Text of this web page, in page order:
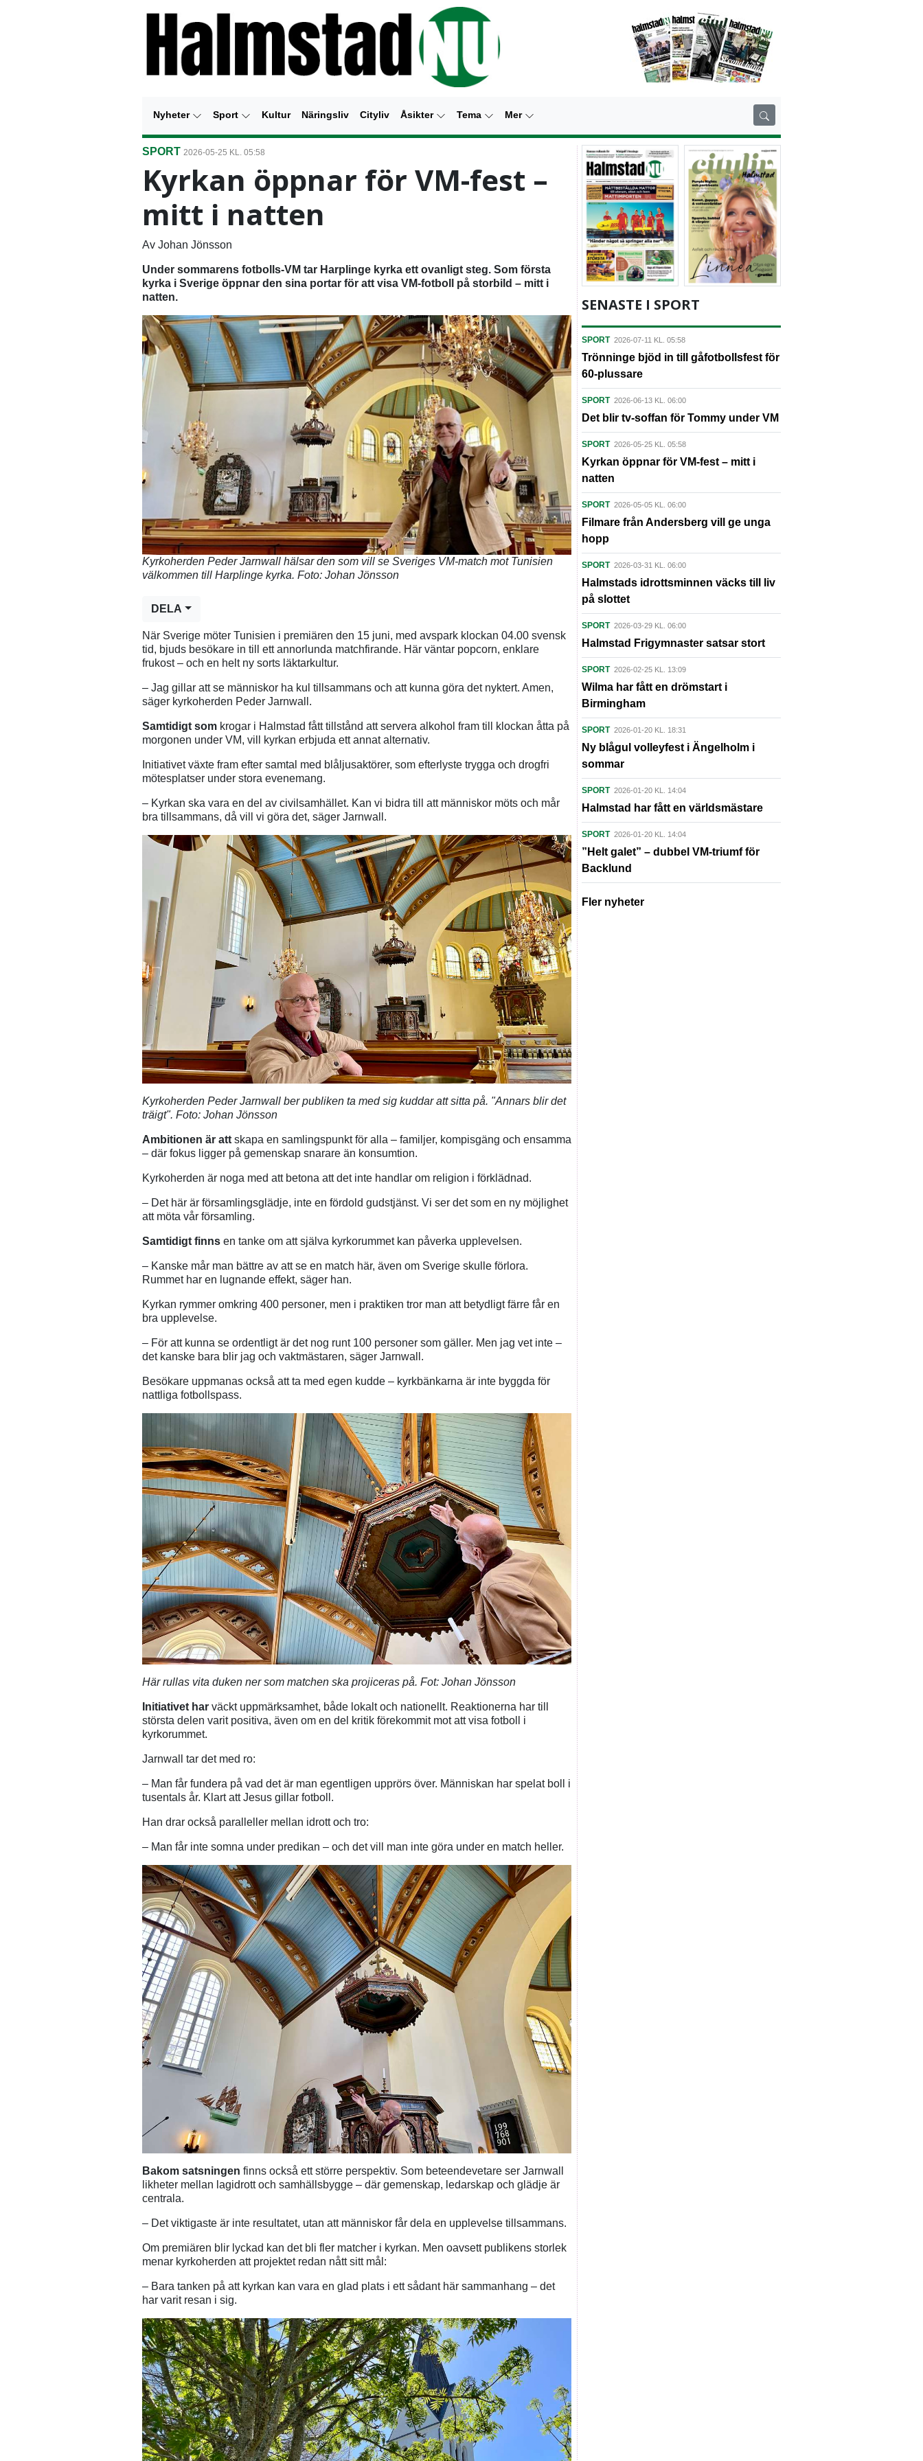
Nyheter Sport Kultur Näringsliv Cityliv Åsikter Tema Mer
SPORT 2026-05-25 KL. 05:58
Kyrkan öppnar för VM-fest –
mitt i natten
Av Johan Jönsson
Under sommarens fotbolls-VM tar Harplinge kyrka ett ovanligt steg. Som första
kyrka i Sverige öppnar den sina portar för att visa VM-fotboll på storbild – mitt i
natten.
Kyrkoherden Peder Jarnwall hälsar den som vill se Sveriges VM-match mot Tunisien
välkommen till Harplinge kyrka. Foto: Johan Jönsson
DELA
När Sverige möter Tunisien i premiären den 15 juni, med avspark klockan 04.00 svensk
tid, bjuds besökare in till ett annorlunda matchfirande. Här väntar popcorn, enklare
frukost – och en helt ny sorts läktarkultur.
– Jag gillar att se människor ha kul tillsammans och att kunna göra det nyktert. Amen,
säger kyrkoherden Peder Jarnwall.
Samtidigt som krogar i Halmstad fått tillstånd att servera alkohol fram till klockan åtta på
morgonen under VM, vill kyrkan erbjuda ett annat alternativ.
Initiativet växte fram efter samtal med blåljusaktörer, som efterlyste trygga och drogfri
mötesplatser under stora evenemang.
– Kyrkan ska vara en del av civilsamhället. Kan vi bidra till att människor möts och mår
bra tillsammans, då vill vi göra det, säger Jarnwall.
Kyrkoherden Peder Jarnwall ber publiken ta med sig kuddar att sitta på. "Annars blir det
träigt". Foto: Johan Jönsson
Ambitionen är attskapa en samlingspunkt för alla – familjer, kompisgäng och ensamma
– där fokus ligger på gemenskap snarare än konsumtion.
Kyrkoherden är noga med att betona att det inte handlar om religion i förklädnad.
– Det här är församlingsglädje, inte en fördold gudstjänst. Vi ser det som en ny möjlighet
att möta vår församling.
Samtidigt finns en tanke om att själva kyrkorummet kan påverka upplevelsen.
– Kanske mår man bättre av att se en match här, även om Sverige skulle förlora.
Rummet har en lugnande effekt, säger han.
Kyrkan rymmer omkring 400 personer, men i praktiken tror man att betydligt färre får en
bra upplevelse.
– För att kunna se ordentligt är det nog runt 100 personer som gäller. Men jag vet inte –
det kanske bara blir jag och vaktmästaren, säger Jarnwall.
Besökare uppmanas också att ta med egen kudde – kyrkbänkarna är inte byggda för
nattliga fotbollspass.
Här rullas vita duken ner som matchen ska projiceras på. Fot: Johan Jönsson
Initiativet har väckt uppmärksamhet, både lokalt och nationellt. Reaktionerna har till
största delen varit positiva, även om en del kritik förekommit mot att visa fotboll i
kyrkorummet.
Jarnwall tar det med ro:
– Man får fundera på vad det är man egentligen upprörs över. Människan har spelat boll i
tusentals år. Klart att Jesus gillar fotboll.
Han drar också paralleller mellan idrott och tro:
– Man får inte somna under predikan – och det vill man inte göra under en match heller.
Bakom satsningen finns också ett större perspektiv. Som beteendevetare ser Jarnwall
likheter mellan lagidrott och samhällsbygge – där gemenskap, ledarskap och glädje är
centrala.
– Det viktigaste är inte resultatet, utan att människor får dela en upplevelse tillsammans.
Om premiären blir lyckad kan det bli fler matcher i kyrkan. Men oavsett publikens storlek
menar kyrkoherden att projektet redan nått sitt mål:
– Bara tanken på att kyrkan kan vara en glad plats i ett sådant här sammanhang – det
har varit resan i sig.
SENASTE I SPORT
SPORT 2026-07-11 KL. 05:58
Trönninge bjöd in till gåfotbollsfest för
60-plussare
SPORT 2026-06-13 KL. 06:00
Det blir tv-soffan för Tommy under VM
SPORT 2026-05-25 KL. 05:58
Kyrkan öppnar för VM-fest – mitt i
natten
SPORT 2026-05-05 KL. 06:00
Filmare från Andersberg vill ge unga
hopp
SPORT 2026-03-31 KL. 06:00
Halmstads idrottsminnen väcks till liv
på slottet
SPORT 2026-03-29 KL. 06:00
Halmstad Frigymnaster satsar stort
SPORT 2026-02-25 KL. 13:09
Wilma har fått en drömstart i
Birmingham
SPORT 2026-01-20 KL. 18:31
Ny blågul volleyfest i Ängelholm i
sommar
SPORT 2026-01-20 KL. 14:04
Halmstad har fått en världsmästare
SPORT 2026-01-20 KL. 14:04
”Helt galet” – dubbel VM-triumf för
Backlund
Fler nyheter